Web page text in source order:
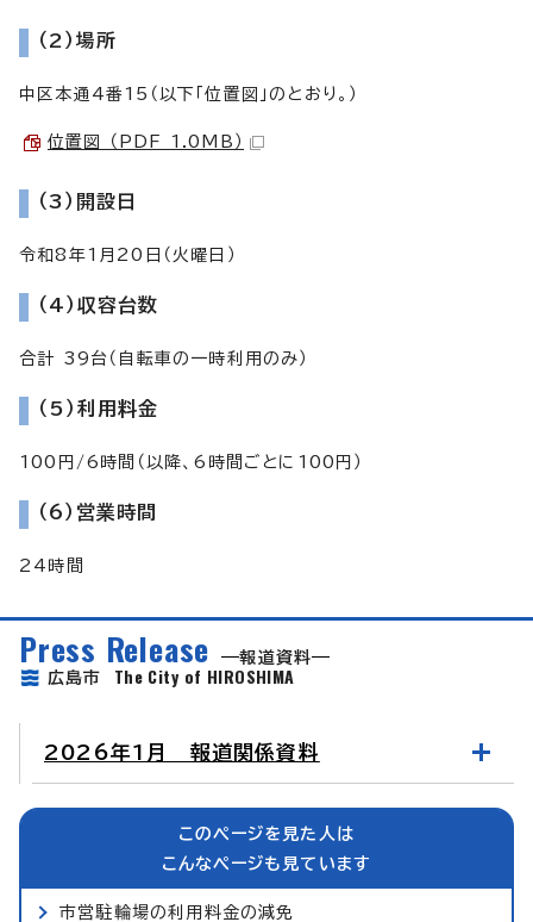
（2）場所
中区本通4番15（以下「位置図」のとおり。）
位置図 （PDF 1.0MB）
（3）開設日
令和8年1月20日（火曜日）
（4）収容台数
合計 39台（自転車の一時利用のみ）
（5）利用料金
100円/6時間（以降、6時間ごとに100円）
（6）営業時間
24時間
Press Release
報道資料
広島市 The City of HIROSHIMA
2026年1月 報道関係資料
このページを見た人は
こんなページも見ています
市営駐輪場の利用料金の減免